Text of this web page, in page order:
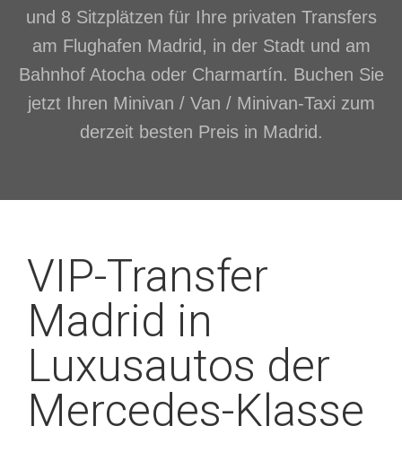
und 8 Sitzplätzen für Ihre privaten Transfers
am Flughafen Madrid, in der Stadt und am
Bahnhof Atocha oder Charmartín. Buchen Sie
jetzt Ihren Minivan / Van / Minivan-Taxi zum
derzeit besten Preis in Madrid.
VIP-Transfer
Madrid in
Luxusautos der
Mercedes-Klasse